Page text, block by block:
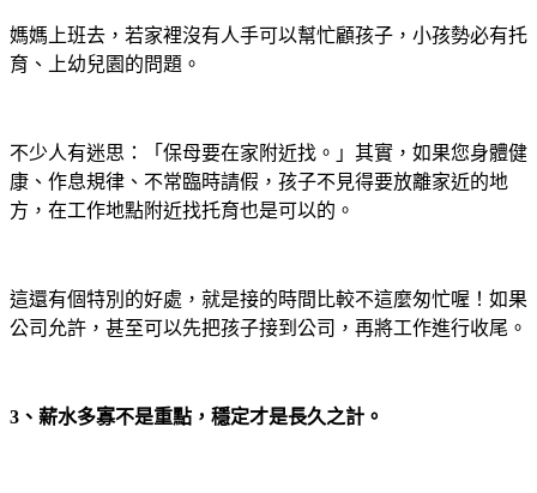
媽媽上班去，若家裡沒有人手可以幫忙顧孩子，小孩勢必有托
育、上幼兒園的問題。
不少人有迷思：「保母要在家附近找。」其實，如果您身體健
康、作息規律、不常臨時請假，孩子不見得要放離家近的地
方，在工作地點附近找托育也是可以的。
這還有個特別的好處，就是接的時間比較不這麼匆忙喔！如果
公司允許，甚至可以先把孩子接到公司，再將工作進行收尾。
3 、薪水多寡不是重點，穩定才是長久之計。